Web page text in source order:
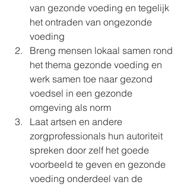
van gezonde voeding en tegelijk
het ontraden van ongezonde
voeding
Breng mensen lokaal samen rond
het thema gezonde voeding en
werk samen toe naar gezond
voedsel in een gezonde
omgeving als norm
Laat artsen en andere
zorgprofessionals hun autoriteit
spreken door zelf het goede
voorbeeld te geven en gezonde
voeding onderdeel van de